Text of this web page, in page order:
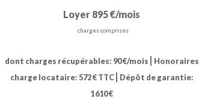
Loyer 895 €/mois
charges comprises
dont charges récupérables: 90 €/mois | Honoraires
charge locataire: 572 € TTC| Dépôt de garantie:
1 610 €